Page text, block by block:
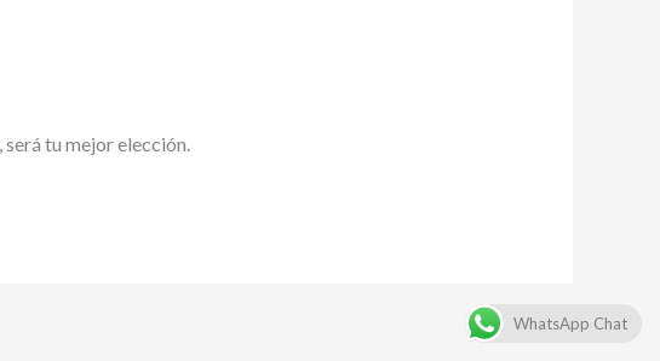
, será tu mejor elección.
WhatsApp Chat